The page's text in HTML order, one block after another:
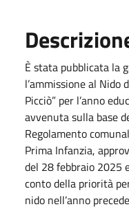
È stata pubblicata la
l’ammissione al Nido
Picciò” per l’anno
avvenuta sulla base
Regolamento
Prima Infanzia,
del 28 febbraio 2025
conto della priorità
nido nell’anno